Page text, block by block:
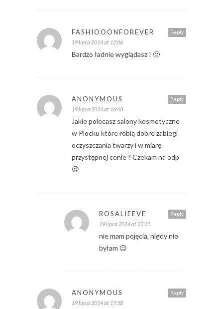
Reply
FASHIOOONFOREVER
19 lipca 2014 at 12:06
Bardzo ładnie wyglądasz ! 🙂
Reply
ANONYMOUS
19 lipca 2014 at 16:40
Jakie polecasz salony kosmetyczne
w Plocku które robią dobre zabiegi
oczyszczania twarzy i w miarę
przystępnej cenie ? Czekam na odp
😉
Reply
ROSALIEEVE
19 lipca 2014 at 22:31
nie mam pojęcia, nigdy nie
byłam 😉
Reply
ANONYMOUS
19 lipca 2014 at 17:58